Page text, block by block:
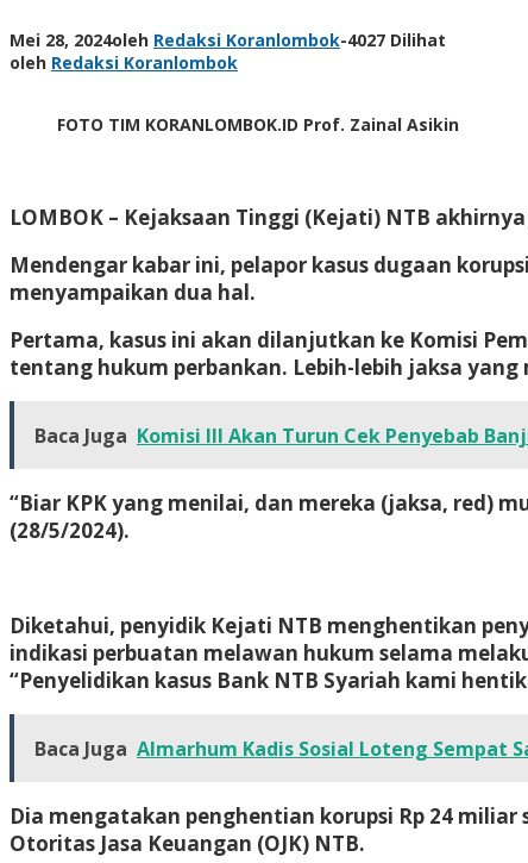
Mei 28, 2024oleh Redaksi Koranlombok-4027 Dilihat
oleh Redaksi Koranlombok
FOTO TIM KORANLOMBOK.ID Prof. Zainal Asikin
LOMBOK – Kejaksaan Tinggi (Kejati) NTB
Mendengar kabar ini, pelapor kasus dugaan
menyampaikan dua hal.
Pertama, kasus ini akan dilanjutkan ke Komisi
tentang hukum perbankan. Lebih-lebih jaksa
Baca Juga Komisi III Akan Turun Cek Penyebab
“Biar KPK yang menilai, dan mereka (jaksa, red)
(28/5/2024).
Diketahui, penyidik Kejati NTB menghentikan
indikasi perbuatan melawan hukum selama
“Penyelidikan kasus Bank NTB Syariah kami
Baca Juga Almarhum Kadis Sosial Loteng Sempat
Dia mengatakan penghentian korupsi Rp 24
Otoritas Jasa Keuangan (OJK) NTB.